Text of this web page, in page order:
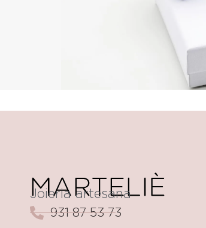
Joieria artesana
931 87 53 73